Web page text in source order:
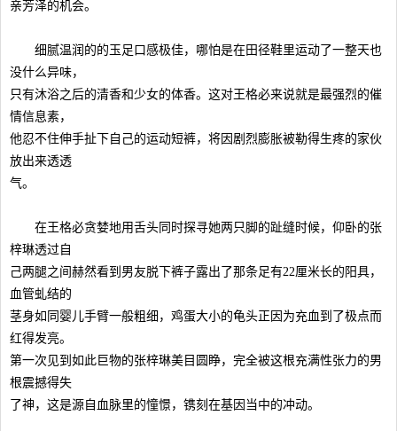
亲芳泽的机会。
细腻温润的的玉足口感极佳，哪怕是在田径鞋里运动了一整天也
没什么异味，
只有沐浴之后的清香和少女的体香。这对王格必来说就是最强烈的催
情信息素，
他忍不住伸手扯下自己的运动短裤，将因剧烈膨胀被勒得生疼的家伙
放出来透透
气。
在王格必贪婪地用舌头同时探寻她两只脚的趾缝时候，仰卧的张
梓琳透过自
己两腿之间赫然看到男友脱下裤子露出了那条足有22厘米长的阳具，
血管虬结的
茎身如同婴儿手臂一般粗细，鸡蛋大小的龟头正因为充血到了极点而
红得发亮。
第一次见到如此巨物的张梓琳美目圆睁，完全被这根充满性张力的男
根震撼得失
了神，这是源自血脉里的憧憬，镌刻在基因当中的冲动。